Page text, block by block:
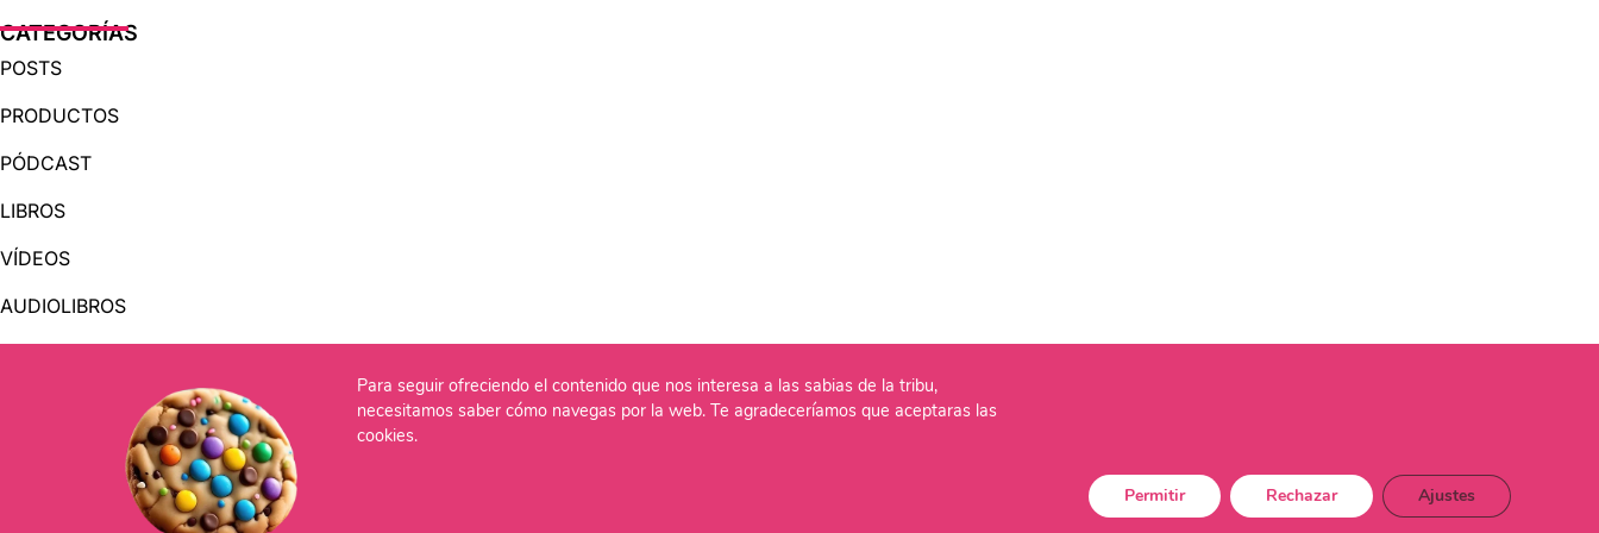
CATEGORÍAS
POSTS
PRODUCTOS
PÓDCAST
LIBROS
VÍDEOS
AUDIOLIBROS
OTRAS PÁGINAS
QUIÉNES SOMOS
Para seguir ofreciendo el contenido que nos interesa a las sabias de la tribu,
necesitamos saber cómo navegas por la web. Te agradeceríamos que aceptaras las
cookies.
Permitir Rechazar Ajustes